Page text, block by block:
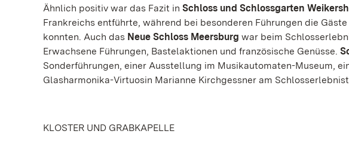
Ähnlich positiv war das Fazit in Schloss und Schlossgarten
Frankreichs entführte, während bei besonderen Führungen die
konnten. Auch das Neue Schloss Meersburg war beim
Erwachsene Führungen, Bastelaktionen und französische Genüsse.
Sonderführungen, einer Ausstellung im Musikautomaten-Museum,
Glasharmonika-Virtuosin Marianne Kirchgessner am
KLOSTER UND GRABKAPELLE